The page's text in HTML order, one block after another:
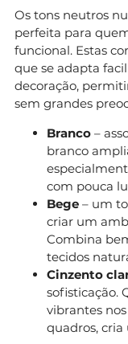
Os tons neutros
perfeita para
funcional. Estas
que se adapta
decoração,
sem grandes
Branco –
branco
com pouca
Bege – um
criar um
Combina
tecidos
Cinzento
sofisticação.
vibrantes
quadros,